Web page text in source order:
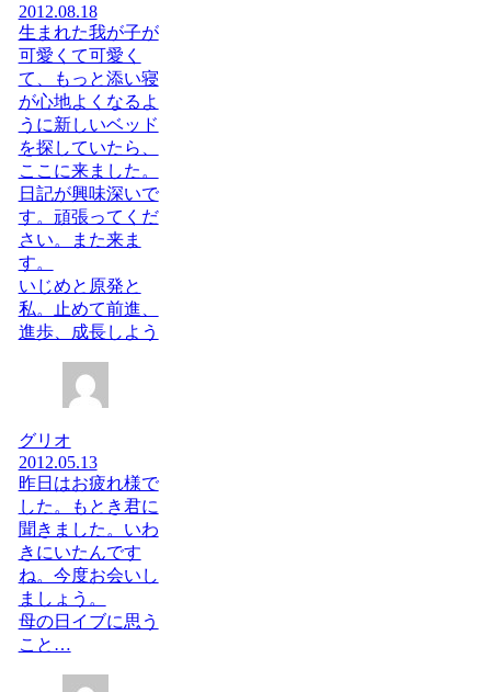
2012.08.18
生まれた我が子が
可愛くて可愛く
て、もっと添い寝
が心地よくなるよ
うに新しいベッド
を探していたら、
ここに来ました。
日記が興味深いで
す。頑張ってくだ
さい。また来ま
す。
いじめと原発と
私。止めて前進、
進歩、成長しよう
グリオ
2012.05.13
昨日はお疲れ様で
した。もとき君に
聞きました。いわ
きにいたんです
ね。今度お会いし
ましょう。
母の日イブに思う
こと…